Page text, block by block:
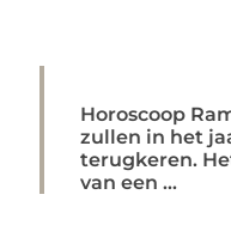
Horoscoop
zullen in het
terugkeren.
van een ...